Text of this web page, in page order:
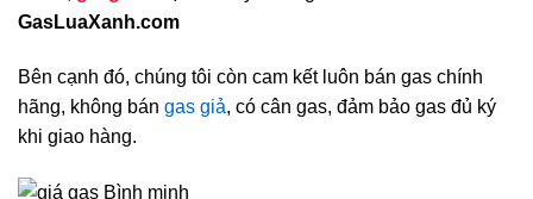
GasLuaXanh.com
Bên cạnh đó, chúng tôi còn cam kết luôn bán gas chính
hãng, không bán gas giả, có cân gas, đảm bảo gas đủ ký
khi giao hàng.